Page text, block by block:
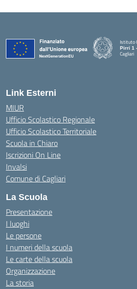
Istituto
Pirri 1
Cagliari
—
Link Esterni
MIUR
Ufficio Scolastico Regionale
Ufficio Scolastico Territoriale
Scuola in Chiaro
Iscrizioni On Line
Invalsi
Comune di Cagliari
La Scuola
Presentazione
I luoghi
Le persone
I numeri della scuola
Le carte della scuola
Organizzazione
La storia